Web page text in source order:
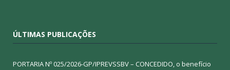
ÚLTIMAS PUBLICAÇÕES
PORTARIA Nº 025/2026-GP/IPREVSSBV – CONCEDIDO, o benefício